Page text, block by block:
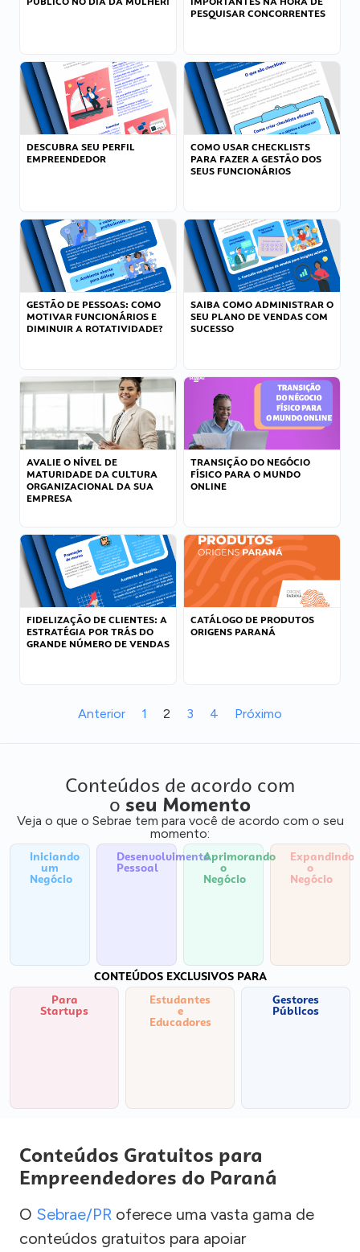
PESQUISAR CONCORRENTES
DESCUBRA SEU PERFIL
EMPREENDEDOR
COMO USAR CHECKLISTS
PARA FAZER A GESTÃO DOS
SEUS FUNCIONÁRIOS
GESTÃO DE PESSOAS: COMO
MOTIVAR FUNCIONÁRIOS E
DIMINUIR A ROTATIVIDADE?
SAIBA COMO ADMINISTRAR O
SEU PLANO DE VENDAS COM
SUCESSO
AVALIE O NÍVEL DE
MATURIDADE DA CULTURA
ORGANIZACIONAL DA SUA
EMPRESA
TRANSIÇÃO DO NEGÓCIO
FÍSICO PARA O MUNDO
ONLINE
FIDELIZAÇÃO DE CLIENTES: A
ESTRATÉGIA POR TRÁS DO
GRANDE NÚMERO DE VENDAS
CATÁLOGO DE PRODUTOS
ORIGENS PARANÁ
Anterior 1 2 3 4 Próximo
Conteúdos de acordo com
o seu Momento
Veja o que o Sebrae tem para você de acordo com o seu
momento:
Iniciando
um
Negócio
Desenvolvimento
Pessoal
Aprimorando
o
Negócio
Expandindo
o
Negócio
CONTEÚDOS EXCLUSIVOS PARA
Para
Startups
Estudantes
e
Educadores
Gestores
Públicos
Conteúdos Gratuitos para
Empreendedores do Paraná
O Sebrae/PR oferece uma vasta gama de
conteúdos gratuitos para apoiar